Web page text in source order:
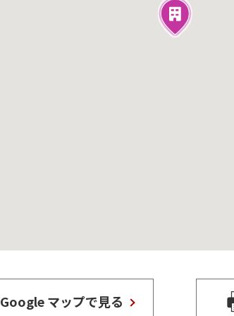
Google マップで見る